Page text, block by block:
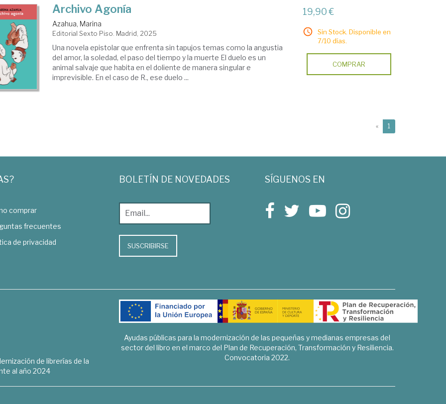
Archivo Agonía
Azahua, Marina
Editorial Sexto Piso. Madrid, 2025
Una novela epistolar que enfrenta sin tapujos temas como la angustia
del amor, la soledad, el paso del tiempo y la muerte El duelo es un
animal salvaje que habita en el doliente de manera singular e
imprevisible. En el caso de R., ese duelo ...
19,90 €
Sin Stock. Disponible en
7/10 días.
COMPRAR
« 1
comprar
frecuentes
de privacidad
BOLETÍN DE NOVEDADES
SUSCRIBIRSE
SÍGUENOS EN
de librerías de la
al año 2024
Ayudas públicas para la modernización de las pequeñas y medianas empresas del
sector del libro en el marco del Plan de Recuperación, Transformación y Resiliencia.
Convocatoria 2022.